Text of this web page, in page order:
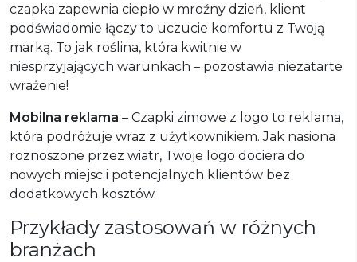
czapka zapewnia ciepło w mroźny dzień, klient
podświadomie łączy to uczucie komfortu z Twoją
marką. To jak roślina, która kwitnie w
niesprzyjających warunkach – pozostawia niezatarte
wrażenie!
Mobilna reklama – Czapki zimowe z logo to reklama,
która podróżuje wraz z użytkownikiem. Jak nasiona
roznoszone przez wiatr, Twoje logo dociera do
nowych miejsc i potencjalnych klientów bez
dodatkowych kosztów.
Przykłady zastosowań w różnych
branżach